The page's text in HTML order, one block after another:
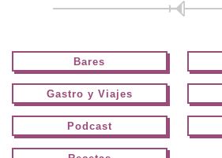
Bares
Gastro y Viajes
Podcast